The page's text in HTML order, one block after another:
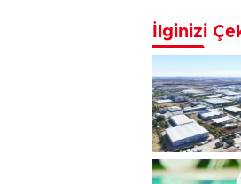
İlginizi